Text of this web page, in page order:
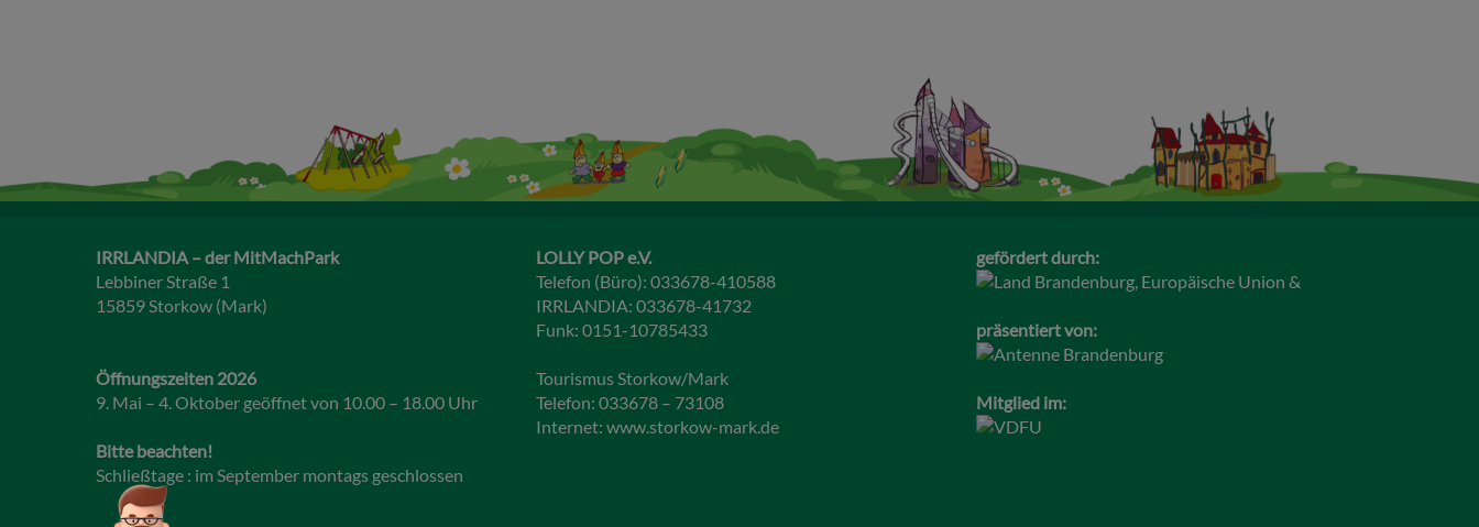
IRRLANDIA – der MitMachPark
Lebbiner Straße 1
15859 Storkow (Mark)
Öffnungszeiten 2026
9. Mai – 4. Oktober geöffnet von 10.00 – 18.00 Uhr
Bitte beachten!
Schließtage : im September montags geschlossen
LOLLY POP e.V.
Telefon (Büro): 033678-410588
IRRLANDIA: 033678-41732
Funk: 0151-10785433
Tourismus Storkow/Mark
Telefon: 033678 – 73108
Internet: www.storkow-mark.de
gefördert durch:
präsentiert von:
Mitglied im: